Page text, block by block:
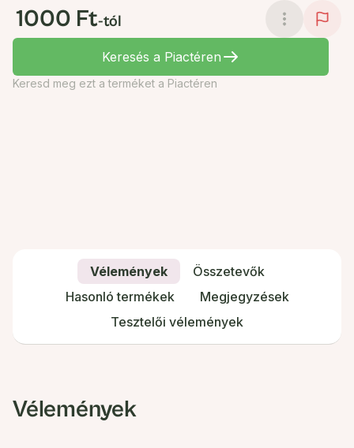
1000 Ft-tól
Keresés a Piactéren
Keresd meg ezt a terméket a Piactéren
Vélemények
Összetevők
Hasonló termékek
Megjegyzések
Tesztelői vélemények
Vélemények